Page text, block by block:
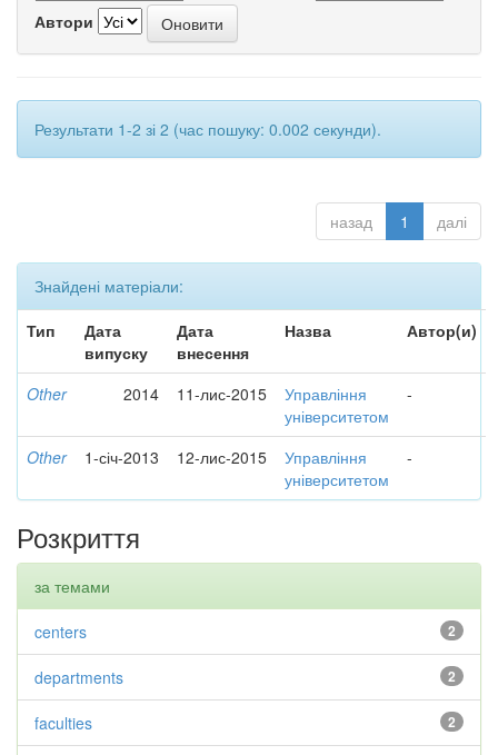
Автори
Результати 1-2 зі 2 (час пошуку: 0.002 секунди).
назад 1 далі
Знайдені матеріали:
Тип
Дата
випуску
Дата
внесення
Назва Автор(и)
Other 2014 11-лис-2015
Управління
університетом
-
Other 1-січ-2013 12-лис-2015
Управління
університетом
-
Розкриття
за темами
2
centers
2
departments
2
faculties